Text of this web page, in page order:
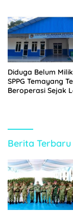
Diduga Belum
SPPG Temayang
Beroperasi Sejak
https://
Berita Terbaru